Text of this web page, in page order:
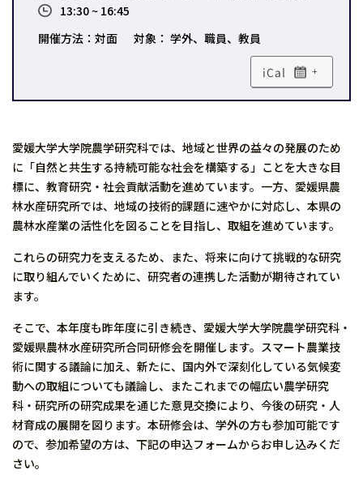
13:30 ~ 16:45
開催方法：対面
対象： 学外、職員、教員
+
愛媛大学大学院農学研究科では、地域と世界の益々の発展のため
に「自然と共生する持続可能な社会を構築する」ことを大きな目
標に、教育研究・社会貢献活動を進めています。一方、愛媛県農
林水産研究所では、地域の技術的課題に速やかに対応し、本県の
農林水産業の活性化を図ることを目指し、取組を進めています。
これらの研究力を支えるため、また、将来に向けて挑戦的な研究
に取り組んでいくために、研究者の連携した活動が期待されてい
ます。
そこで、本年度も昨年度に引き続き、愛媛大学大学院農学研究科・
愛媛県農林水産研究所合同研修会を開催します。スマート農業技
術に関する議論に加え、新たに、国内外で深刻化している気候変
動への取組についても議論し、またこれまでの幅広い農学研究
科・研究所の研究成果を通じた意見交換により、今後の研究・人
材育成の展開を図ります。本研修会は、学外の方も参加可能です
ので、参加希望の方は、下記の申込フォームからお申し込みくだ
さい。